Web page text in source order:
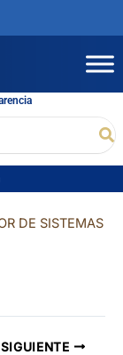
DE SISTEMAS
SIGUIENTE